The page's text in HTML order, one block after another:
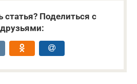
статья? Поделиться с
друзьями: